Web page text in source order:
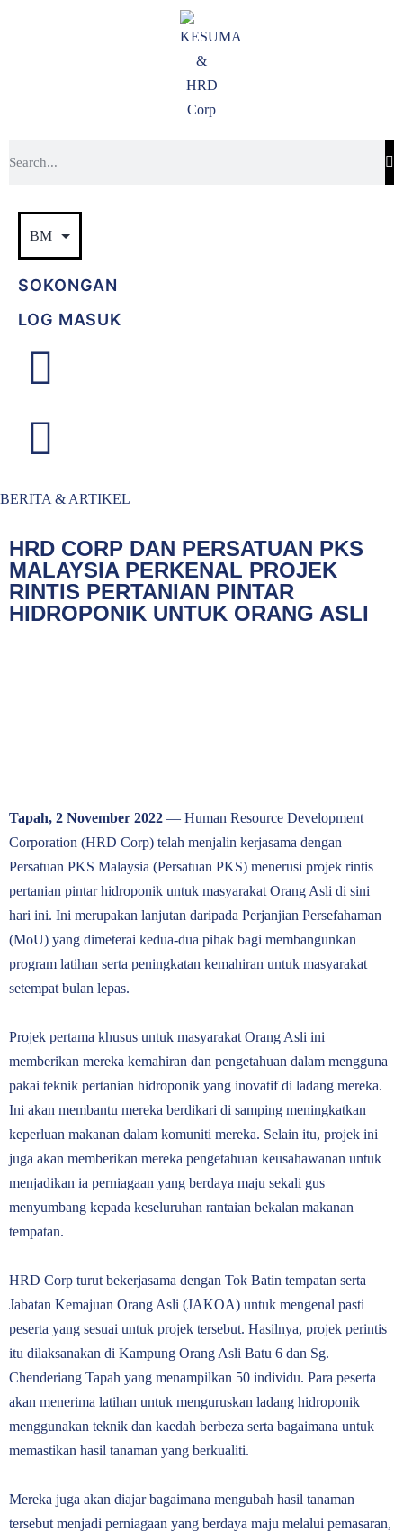
SOKONGAN
LOG MASUK
BERITA & ARTIKEL
HRD CORP DAN PERSATUAN PKS
MALAYSIA PERKENAL PROJEK
RINTIS PERTANIAN PINTAR
HIDROPONIK UNTUK ORANG ASLI
Tapah, 2 November 2022 — Human Resource Development
Corporation (HRD Corp) telah menjalin kerjasama dengan
Persatuan PKS Malaysia (Persatuan PKS) menerusi projek rintis
pertanian pintar hidroponik untuk masyarakat Orang Asli di sini
hari ini. Ini merupakan lanjutan daripada Perjanjian Persefahaman
(MoU) yang dimeterai kedua-dua pihak bagi membangunkan
program latihan serta peningkatan kemahiran untuk masyarakat
setempat bulan lepas.
Projek pertama khusus untuk masyarakat Orang Asli ini
memberikan mereka kemahiran dan pengetahuan dalam mengguna
pakai teknik pertanian hidroponik yang inovatif di ladang mereka.
Ini akan membantu mereka berdikari di samping meningkatkan
keperluan makanan dalam komuniti mereka. Selain itu, projek ini
juga akan memberikan mereka pengetahuan keusahawanan untuk
menjadikan ia perniagaan yang berdaya maju sekali gus
menyumbang kepada keseluruhan rantaian bekalan makanan
tempatan.
HRD Corp turut bekerjasama dengan Tok Batin tempatan serta
Jabatan Kemajuan Orang Asli (JAKOA) untuk mengenal pasti
peserta yang sesuai untuk projek tersebut. Hasilnya, projek perintis
itu dilaksanakan di Kampung Orang Asli Batu 6 dan Sg.
Chenderiang Tapah yang menampilkan 50 individu. Para peserta
akan menerima latihan untuk menguruskan ladang hidroponik
menggunakan teknik dan kaedah berbeza serta bagaimana untuk
memastikan hasil tanaman yang berkualiti.
Mereka juga akan diajar bagaimana mengubah hasil tanaman
tersebut menjadi perniagaan yang berdaya maju melalui pemasaran,